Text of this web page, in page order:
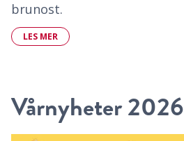
brunost.
LES MER
Vårnyheter 2026